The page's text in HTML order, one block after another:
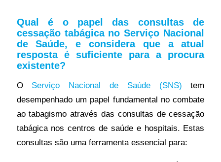
Qual é o papel das consultas de
cessação tabágica no Serviço Nacional
de Saúde, e considera que a atual
resposta é suficiente para a procura
existente?
O Serviço Nacional de Saúde (SNS) tem
desempenhado um papel fundamental no combate
ao tabagismo através das consultas de cessação
tabágica nos centros de saúde e hospitais. Estas
consultas são uma ferramenta essencial para: